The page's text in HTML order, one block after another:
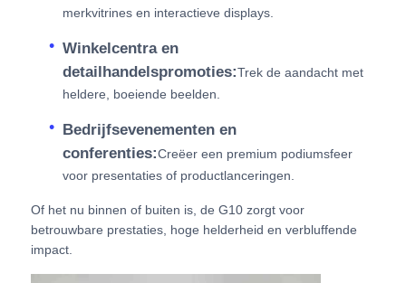
merkvitrines en interactieve displays.
Winkelcentra en
detailhandelspromoties:Trek de aandacht met
heldere, boeiende beelden.
Bedrijfsevenementen en
conferenties:Creëer een premium podiumsfeer
voor presentaties of productlanceringen.
Of het nu binnen of buiten is, de G10 zorgt voor
betrouwbare prestaties, hoge helderheid en verbluffende
impact.